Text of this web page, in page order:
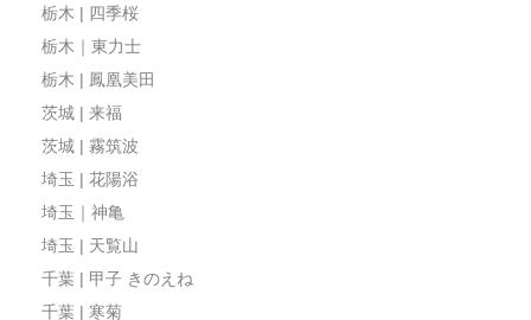
栃木 | 四季桜
栃木｜東力士
栃木 | 鳳凰美田
茨城 | 来福
茨城 | 霧筑波
埼玉 | 花陽浴
埼玉｜神亀
埼玉 | 天覧山
千葉 | 甲子 きのえね
千葉 | 寒菊